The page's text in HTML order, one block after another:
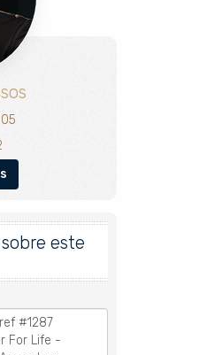
este